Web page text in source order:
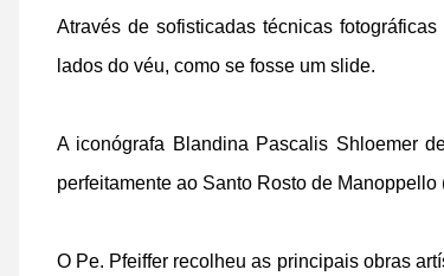
Através de sofisticadas técnicas
lados do véu, como se fosse um slide.
A iconógrafa Blandina Pascalis Shloemer
perfeitamente ao Santo Rosto de
O Pe. Pfeiffer recolheu as principais obras